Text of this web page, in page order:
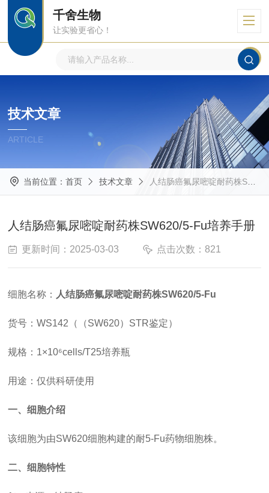
千舍生物
让实验更省心！
技术文章
ARTICLE
当前位置： 首页 技术文章 人结肠癌氟尿嘧啶耐药株SW620/5-Fu培养手册
人结肠癌氟尿嘧啶耐药株SW620/5-Fu培养手册
更新时间：2025-03-03 点击次数：821
细胞名称： 人结肠癌氟尿嘧啶耐药株SW620/5-Fu
货号：WS142（（SW620）STR鉴定）
规格： 1×10⁶cells/T25培养瓶
用途：仅供科研使用
一、细胞介绍
该细胞为由SW620细胞构建的耐5-Fu药物细胞株。
二、细胞特性